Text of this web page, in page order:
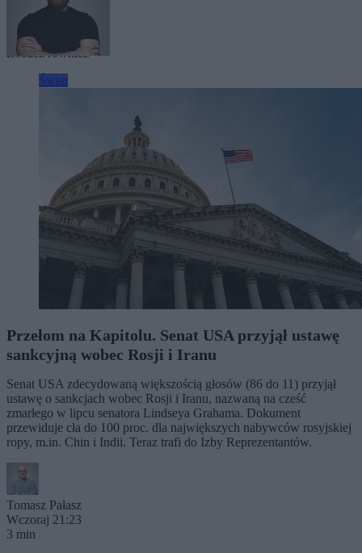
Tagi:Iran MalediwyUSA
Zobacz również
Przełom na Kapitolu. Senat USA przyjął ustawę
sankcyjną wobec Rosji i Iranu
Senat USA zdecydowaną większością głosów (86 do 11) przyjął
ustawę o sankcjach wobec Rosji i Iranu, nazwaną na cześć
zmarłego w lipcu senatora Lindseya Grahama. Dokument
przewiduje cła do 100 proc. dla największych nabywców rosyjskiej
ropy, m.in. Chin i Indii. Teraz trafi do Izby Reprezentantów.
Tomasz Pałasz
Wczoraj 21:23
3 min